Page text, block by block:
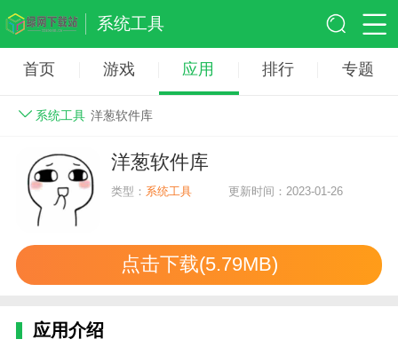
系统工具
首页 游戏 应用 排行 专题
系统工具 洋葱软件库
洋葱软件库
类型： 系统工具 更新时间：2023-01-26
点击下载(5.79MB)
应用介绍